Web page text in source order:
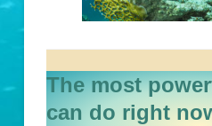
The most
can do right